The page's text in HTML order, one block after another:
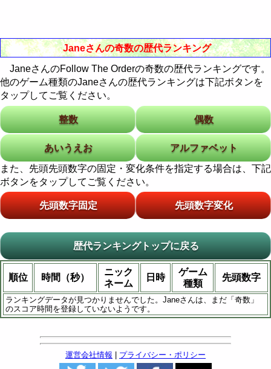
Janeさんの奇数の歴代ランキング
JaneさんのFollow The Orderの奇数の歴代ランキングです。
他のゲーム種類のJaneさんの歴代ランキングは下記ボタンを
タップしてご覧ください。
整数 偶数
あいうえお
アルファベット
また、先頭先頭数字の固定・変化条件を指定する場合は、下記
ボタンをタップしてご覧ください。
先頭数字固定 先頭数字変化
歴代ランキングトップに戻る
順位 時間（秒）
ニック
ネーム
日時
ゲーム
種類
先頭数字
ランキングデータが見つかりませんでした。Janeさんは、まだ「奇数」
のスコア時間を登録していないようです。
運営会社情報 プライバシー・ポリシー